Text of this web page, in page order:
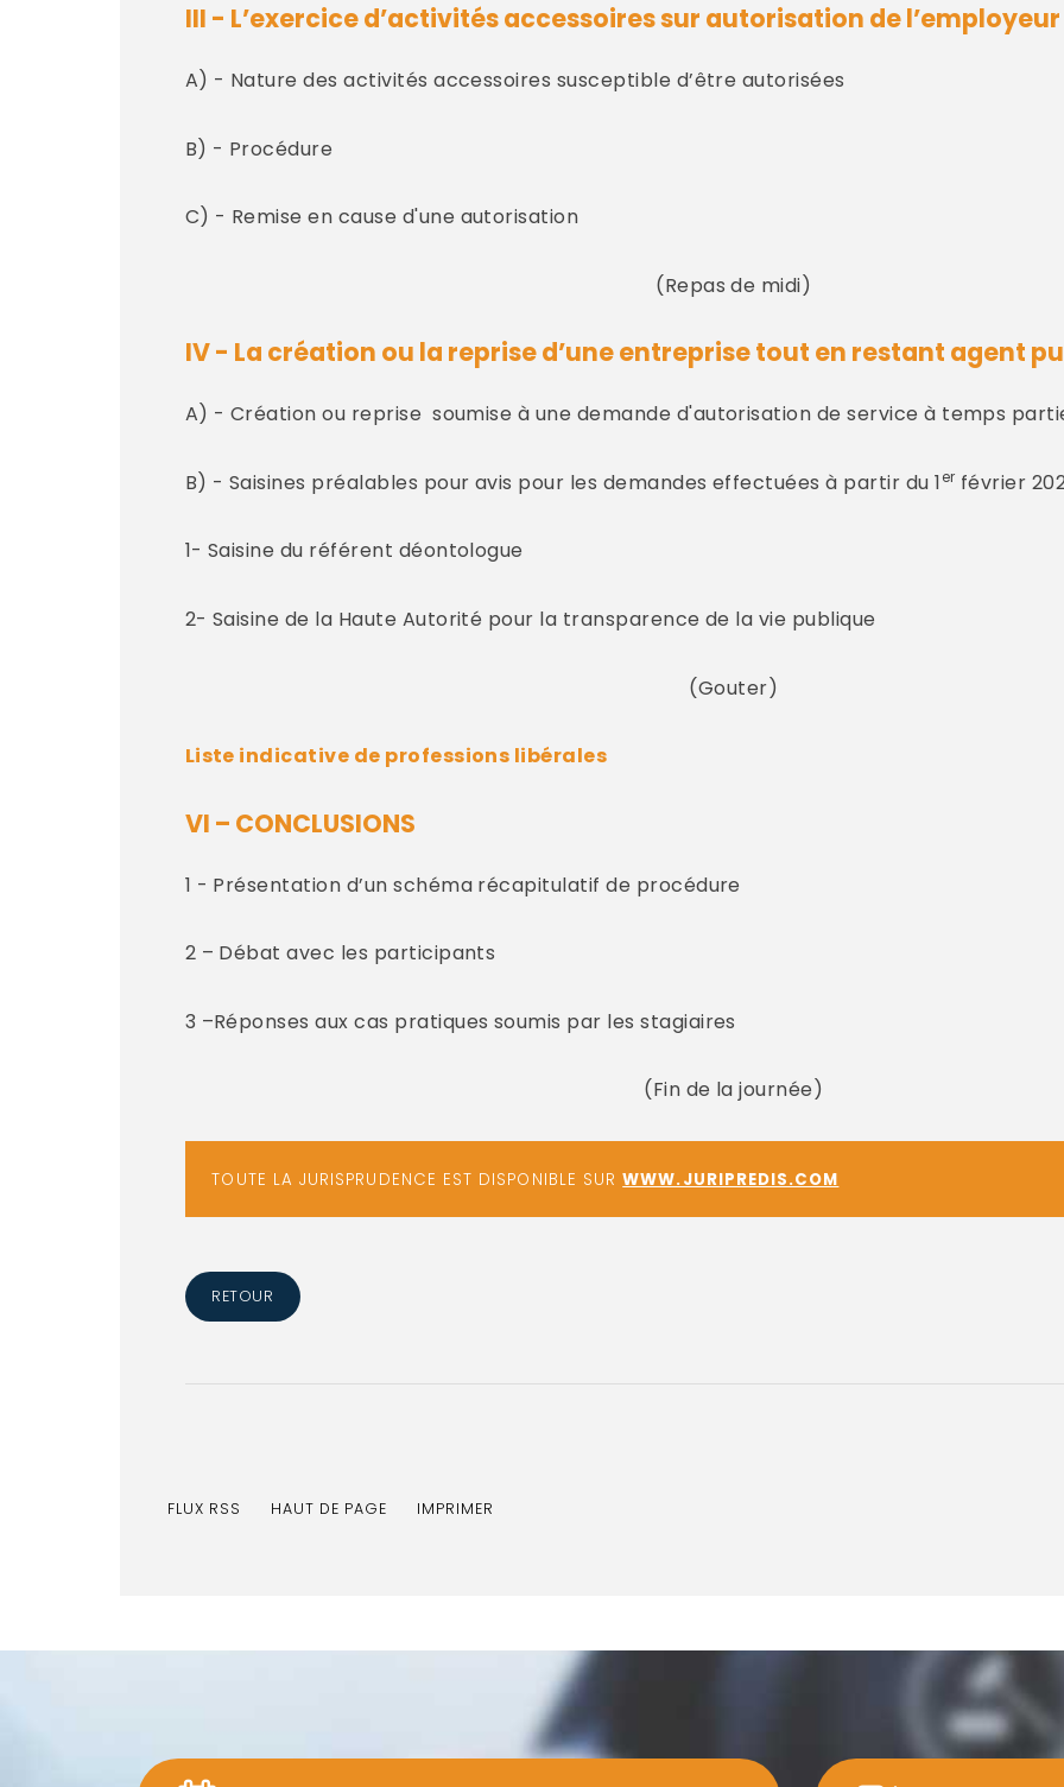
III - L’exercice d’activités accessoires sur autorisation de
A) - Nature des activités accessoires susceptible d’être autorisées
B) - Procédure
C) - Remise en cause d'une autorisation
(Repas de midi)
IV - La création ou la reprise d’une entreprise tout en restant agent
A) - Création ou reprise soumise à une demande d'autorisation de service à temps
B) - Saisines préalables pour avis pour les demandes effectuées à partir du 1er février
1- Saisine du référent déontologue
2- Saisine de la Haute Autorité pour la transparence de la vie publique
(Gouter)
Liste indicative de professions libérales
VI – CONCLUSIONS
1 - Présentation d’un schéma récapitulatif de procédure
2 – Débat avec les participants
3 –Réponses aux cas pratiques soumis par les stagiaires
(Fin de la journée)
TOUTE LA JURISPRUDENCE EST DISPONIBLE SURWWW.JURIPREDIS.COM
RETOUR
FLUX RSS HAUT DE PAGE IMPRIMER